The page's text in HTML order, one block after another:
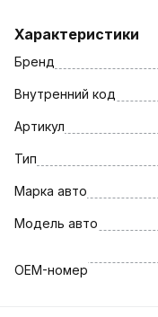
Характеристики
Бренд
Внутренний код
Артикул
Тип
Марка авто
Модель авто
OEM-номер